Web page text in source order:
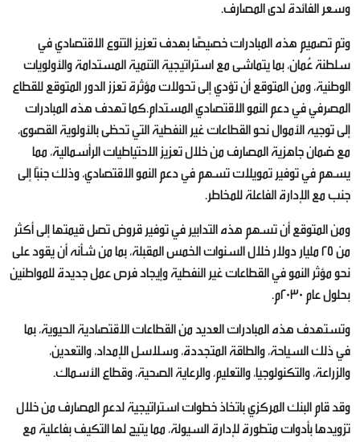
وسعر الفائدة لدى المصارف.
وتم تصميم هذه المبادرات خصيصًا بهدف تعزيز التنوع الاقتصادي في
سلطنة عُمان، بما يتماشى مع استراتيجية التنمية المستدامة والأولويات
الوطنية، ومن المتوقع أن تؤدي إلى تحولات مؤثرة تعزز الدور المتوقع للقطاع
المصرفي في دعم النمو الاقتصادي المستدام.كما تهدف هذه المبادرات
إلى توجيه الأموال نحو القطاعات غير النفطية التي تحظى بالأولوية القصوى،
مع ضمان جاهزية المصارف من خلال تعزيز الاحتياطيات الرأسمالية، مما
يسهم في توفير تمويلات تسهم في دعم النمو الاقتصادي، وذلك جنبًا إلى
جنب مع الإدارة الفاعلة للمخاطر.
ومن المتوقع أن تسهم هذه التدابير في توفير قروض تصل قيمتها إلى أكثر
من 25 مليار دولار خلال السنوات الخمس المقبلة، بما من شأنه أن يقود على
نحو مؤثر النمو في القطاعات غير النفطية وإيجاد فرص عمل جديدة للمواطنين
بحلول عام 2030م.
وتستهدف هذه المبادرات العديد من القطاعات الاقتصادية الحيوية، بما
في ذلك السياحة، والطاقة المتجددة، وسلاسل الإمداد، والتعدين،
والزراعة، والتكنولوجيا، والتعليم، والرعاية الصحية، وقطاع الأسماك.
وقد قام البنك المركزي باتخاذ خطوات استراتيجية لدعم المصارف من خلال
تزويدها بأدوات متطورة لإدارة السيولة، مما يتيح لها التكيف بفاعلية مع